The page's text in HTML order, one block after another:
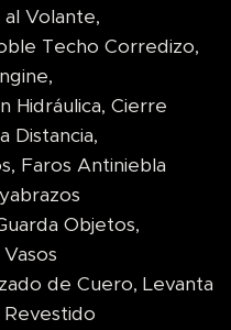
Volante,
Techo Corredizo,
Hidráulica, Cierre
Distancia,
Faros Antiniebla
Objetos,
de Cuero, Levanta